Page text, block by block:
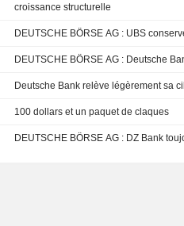
croissance structurelle
DEUTSCHE BÖRSE
DEUTSCHE BÖRSE
Deutsche Bank relève légèrement sa
100 dollars et un paquet de claques
DEUTSCHE BÖRSE AG